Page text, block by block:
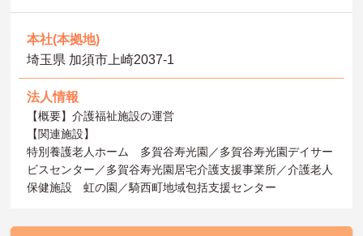
本社(本拠地)
埼玉県 加須市上崎2037-1
法人情報
【概要】介護福祉施設の運営
【関連施設】
特別養護老人ホーム 多賀谷寿光園／多賀谷寿光園デイサー
ビスセンター／多賀谷寿光園居宅介護支援事業所／介護老人
保健施設 虹の園／騎西町地域包括支援センター